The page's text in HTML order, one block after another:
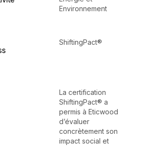
Environnement
ShiftingPact®
La certification
ShiftingPact® a
permis à Eticwood
d’évaluer
concrètement son
impact social et